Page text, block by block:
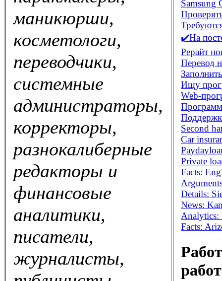
маникюрши,
косметологи,
переводчики,
системные
администраторы,
корректоры,
разнокалиберные
редакторы и
финансовые
аналитики,
писатели,
журналисты,
Samsung
✔️На
Рерайт
Перевод
Ищу
Web-
Second
Car
Private
Facts:
Details:
News:
Analytics:
Facts: